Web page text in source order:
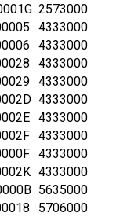
2573000
4333000
4333000
4333000
4333000
4333000
4333000
4333000
4333000
4333000
5635000
5706000